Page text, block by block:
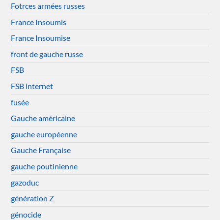
Fotrces armées russes
France Insoumis
France Insoumise
front de gauche russe
FSB
FSB internet
fusée
Gauche américaine
gauche européenne
Gauche Française
gauche poutinienne
gazoduc
génération Z
génocide